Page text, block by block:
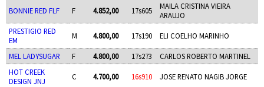
BONNIE RED FLF F 4.852,00 17s605
MAILA CRISTINA VIEIRA
ARAUJO
PRESTIGIO RED
EM
M 4.800,00 17s190 ELI COELHO MARINHO
MEL LADYSUGAR F 4.800,00 17s273
CARLOS ROBERTO MARTINEL
HOT CREEK
DESIGN JNJ
C 4.700,00 16s910 JOSE RENATO NAGIB JORGE